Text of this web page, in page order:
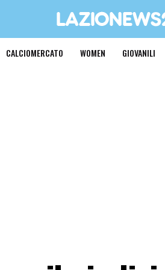
CALCIOMERCATO WOMEN GIOVANILI